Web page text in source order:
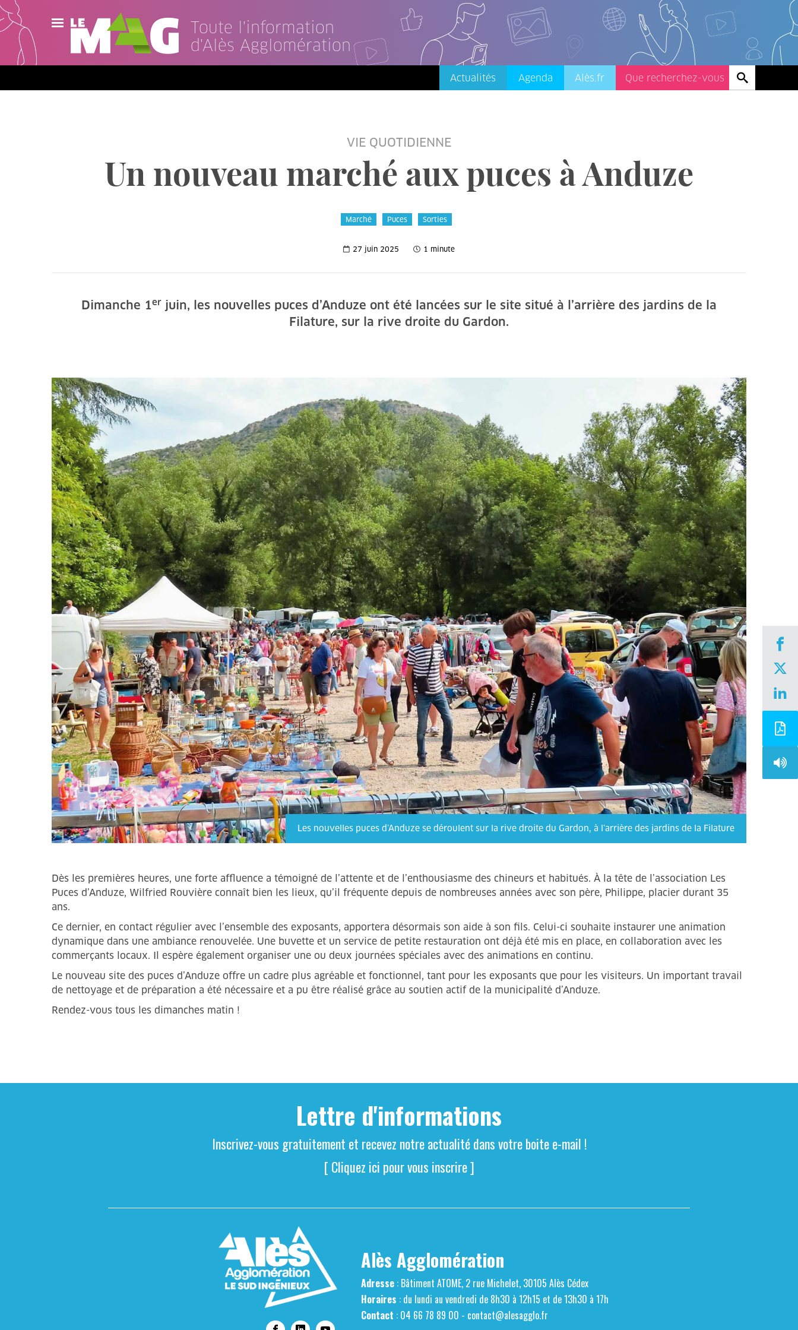
Toute l'information
d'Alès Agglomération
Actualités
Agenda
Actualités Agenda Alès.fr
VIE QUOTIDIENNE
Un nouveau marché aux puces à Anduze
Marché Puces Sorties
27 juin 2025 1 minute
Dimanche 1er juin, les nouvelles puces d’Anduze ont été lancées sur le site situé à l’arrière des jardins de la
Filature, sur la rive droite du Gardon.
Les nouvelles puces d’Anduze se déroulent sur la rive droite du Gardon, à l’arrière des jardins de la Filature
Dès les premières heures, une forte affluence a témoigné de l’attente et de l’enthousiasme des chineurs et habitués. À la tête de l’association Les
Puces d’Anduze, Wilfried Rouvière connaît bien les lieux, qu’il fréquente depuis de nombreuses années avec son père, Philippe, placier durant 35
ans.
Ce dernier, en contact régulier avec l’ensemble des exposants, apportera désormais son aide à son fils. Celui-ci souhaite instaurer une animation
dynamique dans une ambiance renouvelée. Une buvette et un service de petite restauration ont déjà été mis en place, en collaboration avec les
commerçants locaux. Il espère également organiser une ou deux journées spéciales avec des animations en continu.
Le nouveau site des puces d’Anduze offre un cadre plus agréable et fonctionnel, tant pour les exposants que pour les visiteurs. Un important travail
de nettoyage et de préparation a été nécessaire et a pu être réalisé grâce au soutien actif de la municipalité d’Anduze.
Rendez-vous tous les dimanches matin !
Lettre d'informations
Inscrivez-vous gratuitement et recevez notre actualité dans votre boite e-mail !
[ Cliquez ici pour vous inscrire ]
Alès Agglomération
Adresse: Bâtiment ATOME, 2 rue Michelet, 30105 Alès Cédex
Horaires : du lundi au vendredi de 8h30 à 12h15 et de 13h30 à 17h
Contact : 04 66 78 89 00 - contact@alesagglo.fr